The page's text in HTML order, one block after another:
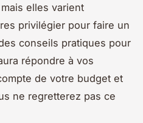
elles varient
privilégier pour faire un
conseils pratiques pour
répondre à vos
de votre budget et
ne regretterez pas ce